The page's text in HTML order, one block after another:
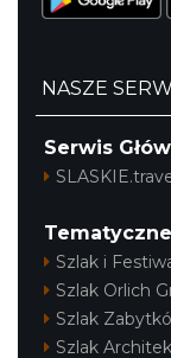
NASZE
Serwis
Tematyczne
Szlak i
Szlak Orlich
Szlak
Szlak